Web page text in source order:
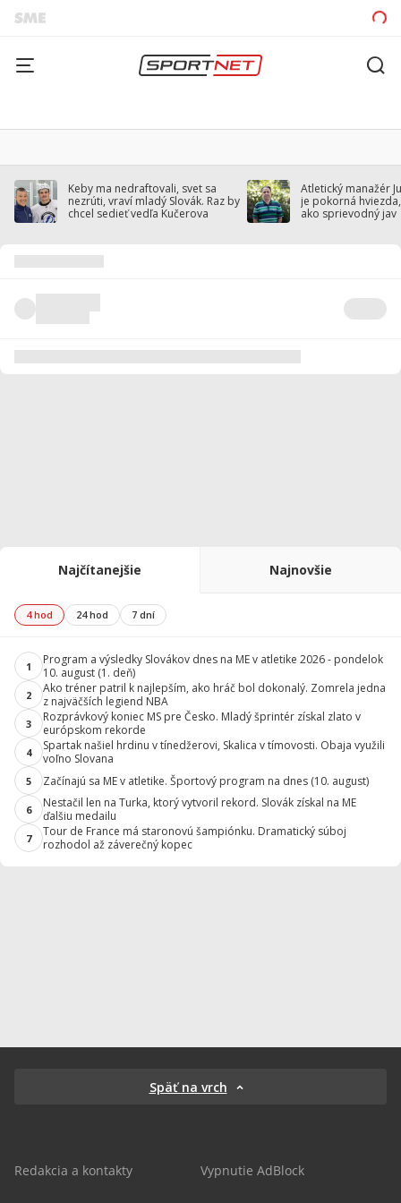
Keby ma nedraftovali, svet sa
nezrúti, vraví mladý Slovák. Raz by
chcel sedieť vedľa Kučerova
Atletický manažér
je pokorná
ako sprievodný jav
Najčítanejšie Najnovšie
4 hod 24 hod 7 dní
1
Program a výsledky Slovákov dnes na ME v atletike 2026 - pondelok
10. august (1. deň)
2
Ako tréner patril k najlepším, ako hráč bol dokonalý. Zomrela jedna
z najväčších legiend NBA
3
Rozprávkový koniec MS pre Česko. Mladý šprintér získal zlato v
európskom rekorde
4
Spartak našiel hrdinu v tínedžerovi, Skalica v tímovosti. Obaja využili
voľno Slovana
5 Začínajú sa ME v atletike. Športový program na dnes (10. august)
6
Nestačil len na Turka, ktorý vytvoril rekord. Slovák získal na ME
ďalšiu medailu
7
Tour de France má staronovú šampiónku. Dramatický súboj
rozhodol až záverečný kopec
Späť na vrch
Redakcia a kontakty Vypnutie AdBlock